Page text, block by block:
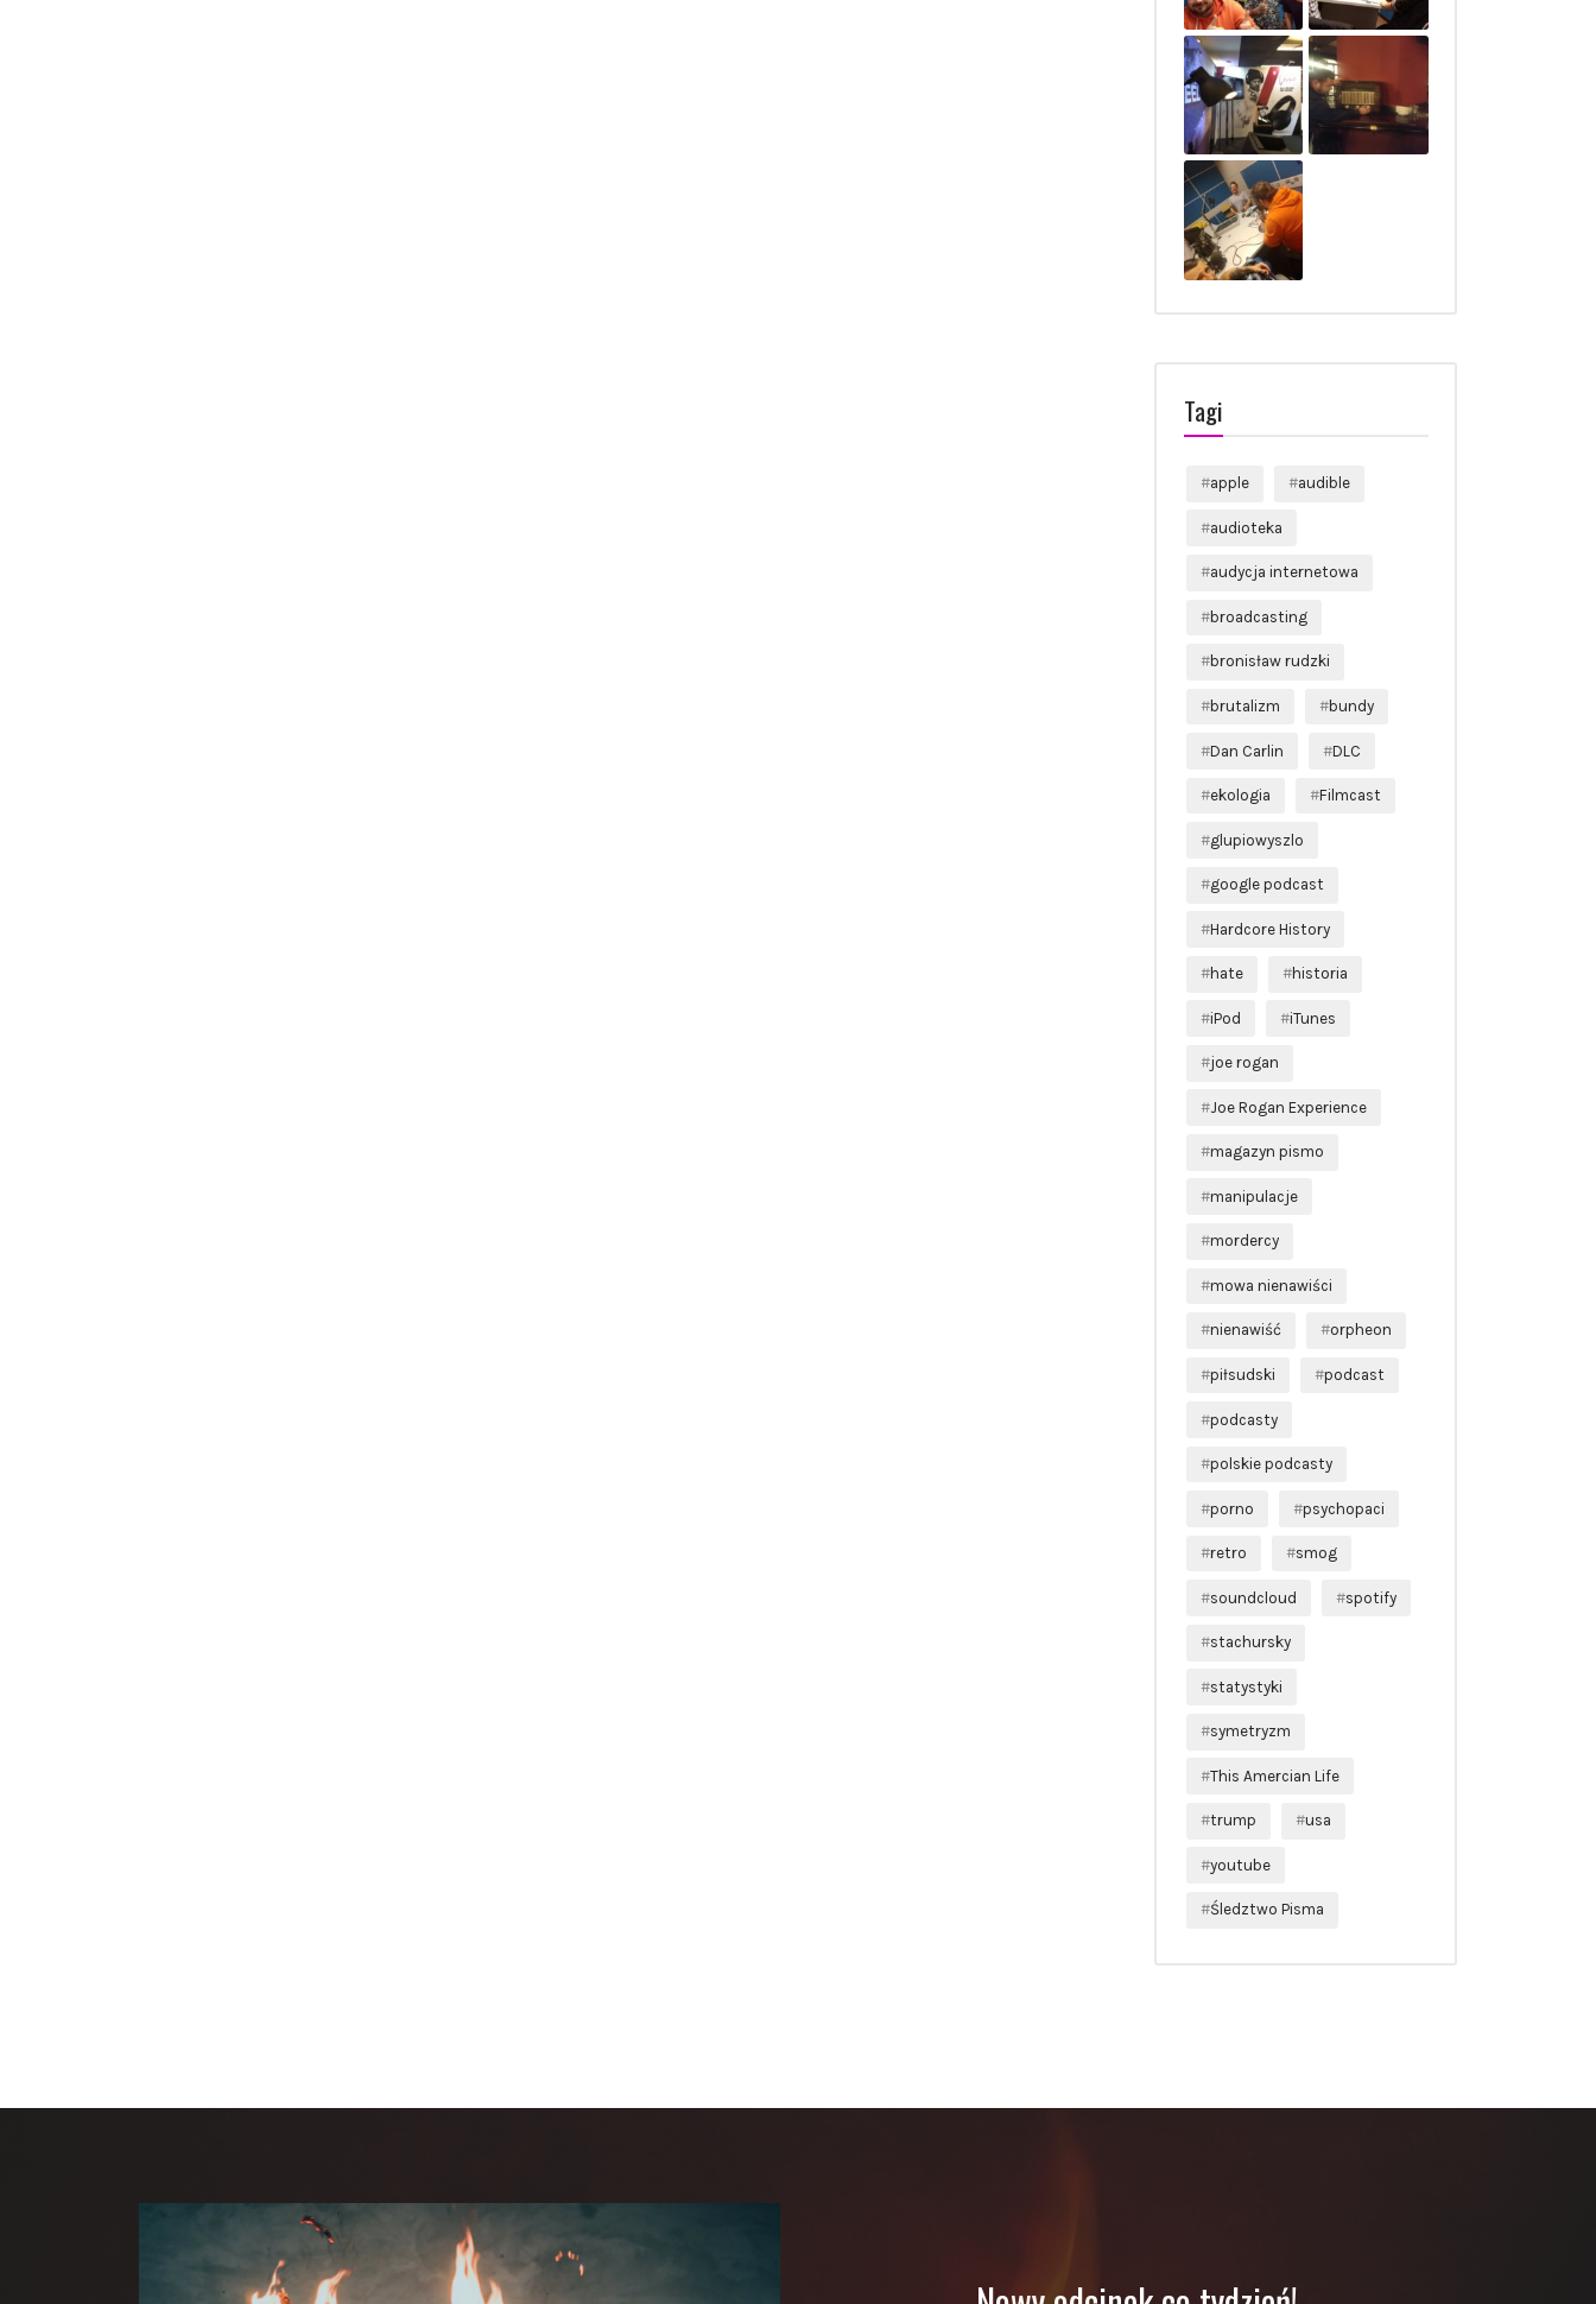
Tagi
apple audible
audioteka
audycja internetowa
broadcasting
bronisław rudzki
brutalizm bundy
Dan Carlin DLC
ekologia Filmcast
glupiowyszlo
google podcast
Hardcore History
hate historia
iPod iTunes
joe rogan
Joe Rogan Experience
magazyn pismo
manipulacje
mordercy
mowa nienawiści
nienawiść orpheon
piłsudski podcast
podcasty
polskie podcasty
porno psychopaci
retro smog
soundcloud spotify
stachursky
statystyki
symetryzm
This Amercian Life
trump usa
youtube
Śledztwo Pisma